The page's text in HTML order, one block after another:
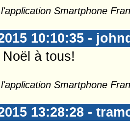
Smartphone
10:10:35 -
à tous!
Smartphone
13:28:28 -